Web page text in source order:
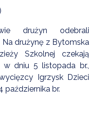
drużyn odebrali
drużynę z Bytomska
Szkolnej czekają
dniu 5 listopada br.,
Igrzysk Dzieci
października br.